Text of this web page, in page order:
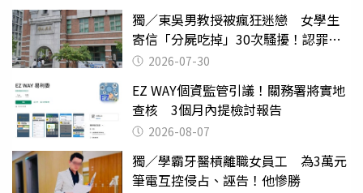
獨／東吳男教授被瘋狂迷戀 女學生
寄信「分屍吃掉」30次騷擾！認罪免
關 2026-07-30
EZ WAY個資監管引議！關務署將實地
查核 3個月內提檢討報告
2026-08-07
獨／學霸牙醫槓離職女員工 為3萬元
筆電互控侵占、誣告！他慘勝